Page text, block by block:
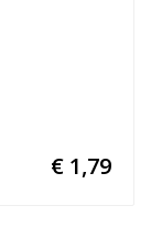
€ 1,79